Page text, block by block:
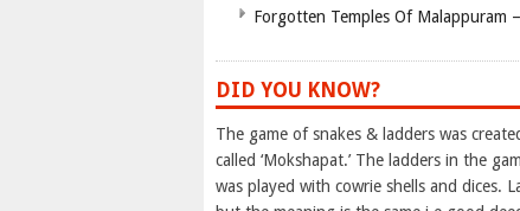
Forgotten Temples Of Malappuram
DID YOU KNOW?
The game of snakes & ladders was
called ‘Mokshapat.’ The ladders in the
was played with cowrie shells and dices.